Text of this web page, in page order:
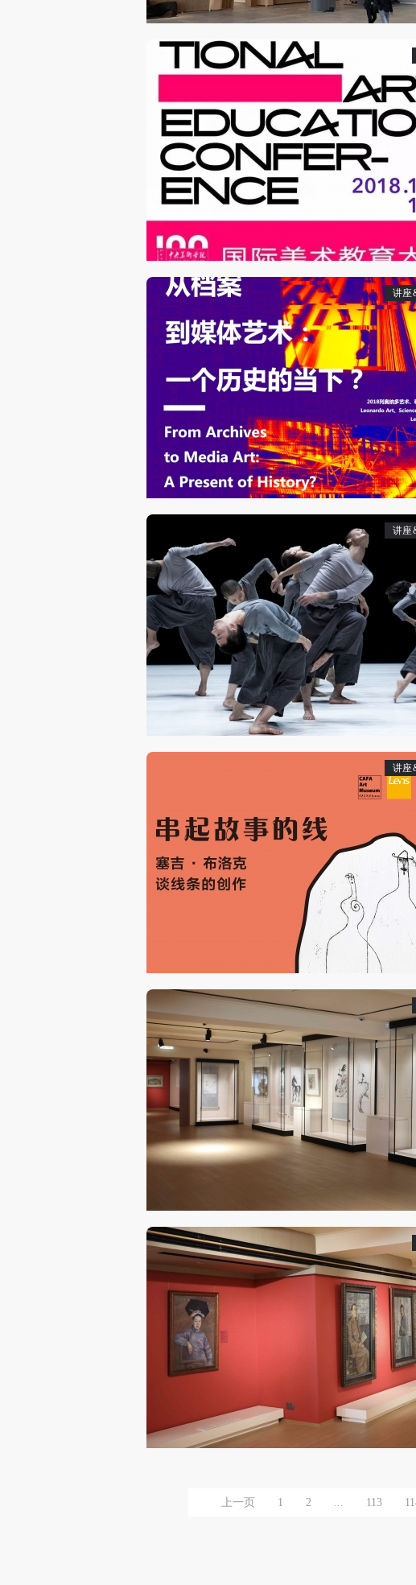
讲座
讲座
讲座
上一页 1 2 ... 113
中央美术学
本人完全同
参与中央美
动）的涉
络及其它数
美术学院资
机构和平台
定享受相关
中央美术学
第一条
本次活动
险，参加者
第二条
参加本次活
和社会公德
良好品质。
第三条
参加本次活
上）未成年
第四条
参加活动者
安全保险
担人身事故
动的组织
第五条
参加活动
展示、展
术馆场地
何非事故
相应的法律
责任。
第六条
参与活动
施，若参
造成个人
坏。参与活
动中任何
中央美术
根据《中
民法院关于
的有关规
系，经双
一、 一般
（1）、甲
协议约定和
（2）、乙
公共美术馆
学术的空间
动。以学院
览、论坛及
（3）、乙
中央美术学
本人完全同
参与中央美
动）的涉
络及其它数
美术学院资
机构和平台
定享受相关
中央美术学
第一条
本次活动
险，参加者
第二条
参加本次活
和社会公德
良好品质。
第三条
参加本次活
上）未成年
第四条
参加活动者
安全保险
担人身事故
动的组织
第五条
参加活动
展示、展
术馆场地
何非事故
相应的法律
责任。
第六条
参与活动
施，若参
造成个人
坏。参与活
动中任何
中央美术
根据《中
民法院关于
的有关规
系，经双
一、 一般
（1）、甲
协议约定和
（2）、乙
公共美术馆
学术的空间
动。以学院
览、论坛及
（3）、乙
中央美术学
本人完全同
参与中央美
动）的涉
络及其它数
美术学院资
机构和平台
定享受相关
中央美术学
第一条
本次活动
险，参加者
第二条
参加本次活
和社会公德
良好品质。
第三条
参加本次活
上）未成年
第四条
参加活动者
安全保险
担人身事故
动的组织
第五条
参加活动
展示、展
术馆场地
何非事故
相应的法律
责任。
第六条
参与活动
施，若参
造成个人
坏。参与活
动中任何
中央美术
根据《中
民法院关于
的有关规
系，经双
一、 一般
（1）、甲
协议约定和
（2）、乙
公共美术馆
学术的空间
动。以学院
览、论坛及
（3）、乙